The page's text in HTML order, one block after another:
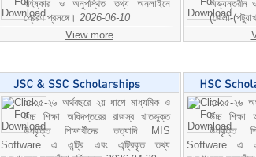
বহিষ্কার ও অনুপস্থিত তথ্য অনলাইনে
প্রেরণ প্রসঙ্গে। 2026-06-10
View more
অভ্যন্তরীন ও
(জেলা-
২০২৫-২৬ অর্থবছরে ২য় ধাপে মাধ্যমিক ও
উচ্চ শিক্ষা অধিদপ্তরের রাজস্ব খাতভুক্ত
উপবৃত্তি শিক্ষার্থীদের তত্যাদি MIS
Software এ এন্ট্রি এবং এন্ট্রিকৃত তথ্য
২০২৫-২৬
উচ্চ শিক্ষা
উপবৃত্তি
Software এ